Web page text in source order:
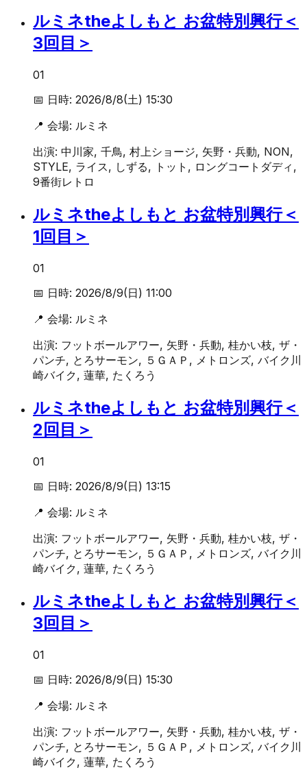
ルミネtheよしもと お盆特別興行＜
3回目＞
01
📅 日時: 2026/8/8(土) 15:30
📍 会場: ルミネ
出演: 中川家, 千鳥, 村上ショージ, 矢野・兵動, NON,
STYLE, ライス, しずる, トット, ロングコートダディ,
9番街レトロ
ルミネtheよしもと お盆特別興行＜
1回目＞
01
📅 日時: 2026/8/9(日) 11:00
📍 会場: ルミネ
出演: フットボールアワー, 矢野・兵動, 桂かい枝, ザ・
パンチ, とろサーモン, ５ＧＡＰ, メトロンズ, バイク川
崎バイク, 蓮華, たくろう
ルミネtheよしもと お盆特別興行＜
2回目＞
01
📅 日時: 2026/8/9(日) 13:15
📍 会場: ルミネ
出演: フットボールアワー, 矢野・兵動, 桂かい枝, ザ・
パンチ, とろサーモン, ５ＧＡＰ, メトロンズ, バイク川
崎バイク, 蓮華, たくろう
ルミネtheよしもと お盆特別興行＜
3回目＞
01
📅 日時: 2026/8/9(日) 15:30
📍 会場: ルミネ
出演: フットボールアワー, 矢野・兵動, 桂かい枝, ザ・
パンチ, とろサーモン, ５ＧＡＰ, メトロンズ, バイク川
崎バイク, 蓮華, たくろう